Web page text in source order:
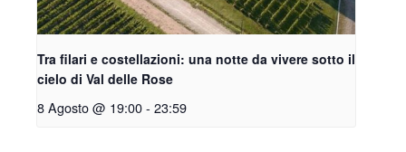
Tra filari e costellazioni: una notte da vivere sotto il
cielo di Val delle Rose
8 Agosto @ 19:00- 23:59